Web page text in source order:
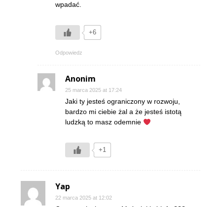
wpadać.
+6
Odpowiedz
Anonim
25 marca 2025 at 17:24
Jaki ty jesteś ograniczony w rozwoju,
bardzo mi ciebie żal a że jesteś istotą
ludzką to masz odemnie
+1
Yap
22 marca 2025 at 12:02